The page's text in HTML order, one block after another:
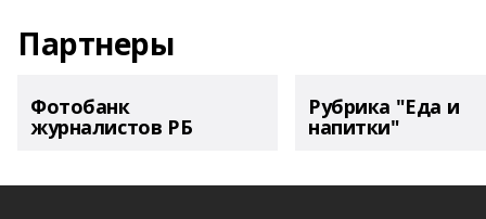
Партнеры
Фотобанк
журналистов РБ
Рубрика "Еда и
напитки"